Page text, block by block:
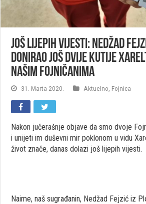
JOŠ LIJEPIH VIJESTI: Nedžad
donirao još dvije kutije
našim Fojničanima
31. Marta 2020. Aktuelno Fojnica
Nakon jučerašnje objave da smo dvoje
i unijeti im duševni mir poklonom u vidu
život znače, danas dolazi još lijepih vijesti.
Naime, naš sugrađanin, Nedžad Fejzić iz